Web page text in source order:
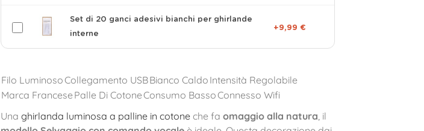
Set di 20 ganci adesivi bianchi per ghirlande
interne
+9,99 €
Filo LuminosoCollegamento USBBianco Caldo Intensità Regolabile
Marca Francese Palle Di CotoneConsumo BassoConnesso Wifi
Una ghirlanda luminosa a palline in cotoneche fa omaggio alla natura, il